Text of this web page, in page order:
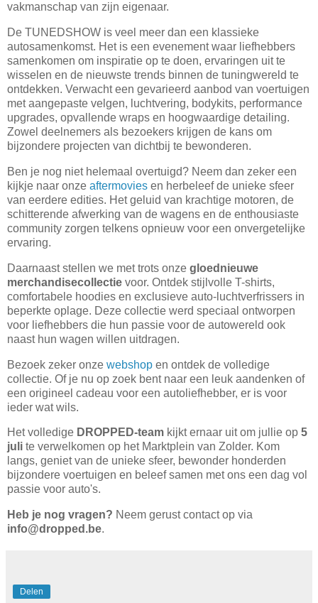
vakmanschap van zijn eigenaar.
De TUNEDSHOW is veel meer dan een klassieke
autosamenkomst. Het is een evenement waar liefhebbers
samenkomen om inspiratie op te doen, ervaringen uit te
wisselen en de nieuwste trends binnen de tuningwereld te
ontdekken. Verwacht een gevarieerd aanbod van voertuigen
met aangepaste velgen, luchtvering, bodykits, performance
upgrades, opvallende wraps en hoogwaardige detailing.
Zowel deelnemers als bezoekers krijgen de kans om
bijzondere projecten van dichtbij te bewonderen.
Ben je nog niet helemaal overtuigd? Neem dan zeker een
kijkje naar onze aftermovies en herbeleef de unieke sfeer
van eerdere edities. Het geluid van krachtige motoren, de
schitterende afwerking van de wagens en de enthousiaste
community zorgen telkens opnieuw voor een onvergetelijke
ervaring.
Daarnaast stellen we met trots onze gloednieuwe
merchandisecollectie voor. Ontdek stijlvolle T-shirts,
comfortabele hoodies en exclusieve auto-luchtverfrissers in
beperkte oplage. Deze collectie werd speciaal ontworpen
voor liefhebbers die hun passie voor de autowereld ook
naast hun wagen willen uitdragen.
Bezoek zeker onze webshop en ontdek de volledige
collectie. Of je nu op zoek bent naar een leuk aandenken of
een origineel cadeau voor een autoliefhebber, er is voor
ieder wat wils.
Het volledige DROPPED-team kijkt ernaar uit om jullie op 5
juli te verwelkomen op het Marktplein van Zolder. Kom
langs, geniet van de unieke sfeer, bewonder honderden
bijzondere voertuigen en beleef samen met ons een dag vol
passie voor auto's.
Heb je nog vragen? Neem gerust contact op via
info@dropped.be.
Delen